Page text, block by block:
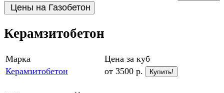
Цены на Газобетон
Керамзитобетон
Марка
Цена за куб
Керамзитобетон
от 3500 р. Купить!